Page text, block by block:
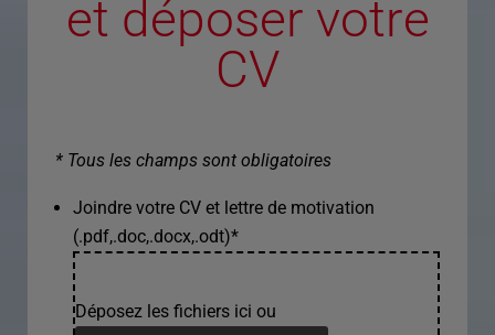
et déposer votre
CV
* Tous les champs sont obligatoires
Joindre votre CV et lettre de motivation
(.pdf,.doc,.docx,.odt)*
Déposez les fichiers ici ou